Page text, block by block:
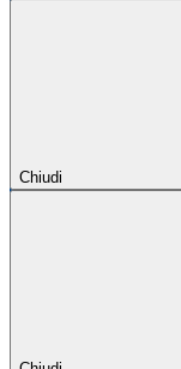
Chiudi